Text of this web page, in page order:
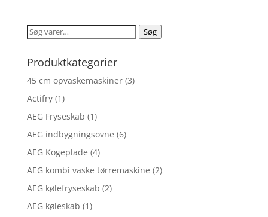
Søg
Søg
Produktkategorier
45 cm opvaskemaskiner (3)
Actifry (1)
AEG Fryseskab (1)
AEG indbygningsovne (6)
AEG Kogeplade (4)
AEG kombi vaske tørremaskine (2)
AEG kølefryseskab (2)
AEG køleskab (1)